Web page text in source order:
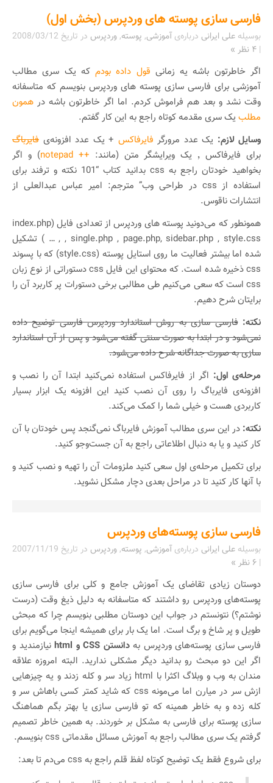
فارسی سازی پوسته های وردپرس (بخش اول)
بوسیله علی ایرانی درباره‌یآموزشی, پوسته,وردپرس در تاریخ 2008/03/12
| ۴ نظر »
اگر خاطرتون باشه یه زمانی قول داده بودمکه یک سری مطالب
آموزشی برای فارسی سازی پوسته های وردپرس بنویسم که متاسفانه
وقت نشد و بعد هم فراموش کردم. اما اگر خاطرتون باشه در همون
مطلب یک سری مقدمه کوتاه راجع به این کار گفتم.
وسایل لازم: یک عدد مرورگر فایرفاکس + یک عدد افزونه‌ی فایرباگ
برای فایرفاکس ٬ یک ویرایشگر متن (مانند:
++ notepad
) و اگر
بخواهید خودتان راجع به css بدانید کتاب “101 نکته و ترفند برای
استفاده از css در طراحی وب” مترجم: امیر عباس عبدالعلی از
انتشارات ناقوس.
همونطور که می‌دونید پوسته های وردپرس از تعدادی فایل (index.php
, single.php , page.php, sidebar.php , style.css , … ) تشکیل
شده اما بیشتر فعالیت ما روی استایل پوسته (style.css) که با پسوند
css ذخیره شده است. که محتوای این فایل css دستوراتی از نوع زبان
css است که سعی می‌کنیم طی مطالبی برخی دستورات پر کاربرد آن را
برایتان شرح دهیم.
نکته: فارسی سازی به روش استاندارد وردپرس فارسی توضیح داده
نمی‌شود و در ابتدا به صورت سنتی گفته می‌شود و پس از آن استاندارد
سازی به صورت جداگانه شرح داده می‌شود.
مرحله‌ی اول: اگر از فایرفاکس استفاده نمی‌کنید ابتدا آن را نصب و
افزونه‌ی فایرباگ را روی آن نصب کنید این افزونه یک ابزار بسیار
کاربردی هست و خیلی شما را کمک می‌کند.
نکته: در این سری مطالب آموزش فایرباگ نمی‌گنجد پس خودتان با آن
کار کنید و یا به دنبال اطلاعاتی راجع به آن جست‌و‌جو کنید.
برای تکمیل مرحله‌ی اول سعی کنید ملزومات آن را تهیه و نصب کنید و
با آنها کار کنید تا در مراحل بعدی دچار مشکل نشوید.
فارسی سازی پوسته‌های وردپرس
بوسیله علی ایرانی درباره‌یآموزشی, پوسته,وردپرس در تاریخ 2007/11/19
| ۶ نظر »
دوستان زیادی تقاضای یک آموزش جامع و کلی برای فارسی سازی
پوسته‌های وردپرس رو داشتند که متاسفانه به دلیل ذیغ وقت (درست
نوشتم؟) نتونستم در جواب این دوستان مطلبی بنویسم چرا که مبحثی
طویل و پر شاخ و برگ است. اما یک بار برای همیشه اینجا می‌گویم برای
فارسی سازی پوسته‌های وردپرس بهدانستن CSS و html
نیازمندید و
اگر این دو مبحث رو بدانید دیگر مشکلی ندارید. البته امروزه علاقه
مندان به وب و وبلاگ اکثرا با html زیاد سر و کله زدند و یه چیزهایی
ازش سر در میارن اما می‌مونه css که شاید کمتر کسی باهاش سر و
کله زده و به خاطر همینه که تو فارسی سازی یا بهتر بگم هماهنگ
سازی پوسته برای فارسی به مشکل بر خوردند. به همین خاطر تصمیم
گرفتم یک سری مطالب راجع به آموزش مسائل مقدماتی css بنویسم.
برای شروع فقط یک توضیح کوتاه لفظ قلم راجع به css می‌دم تا بعد: